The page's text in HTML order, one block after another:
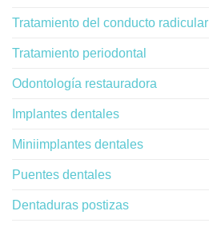
Tratamiento del conducto radicular
Tratamiento periodontal
Odontología restauradora
Implantes dentales
Miniimplantes dentales
Puentes dentales
Dentaduras postizas